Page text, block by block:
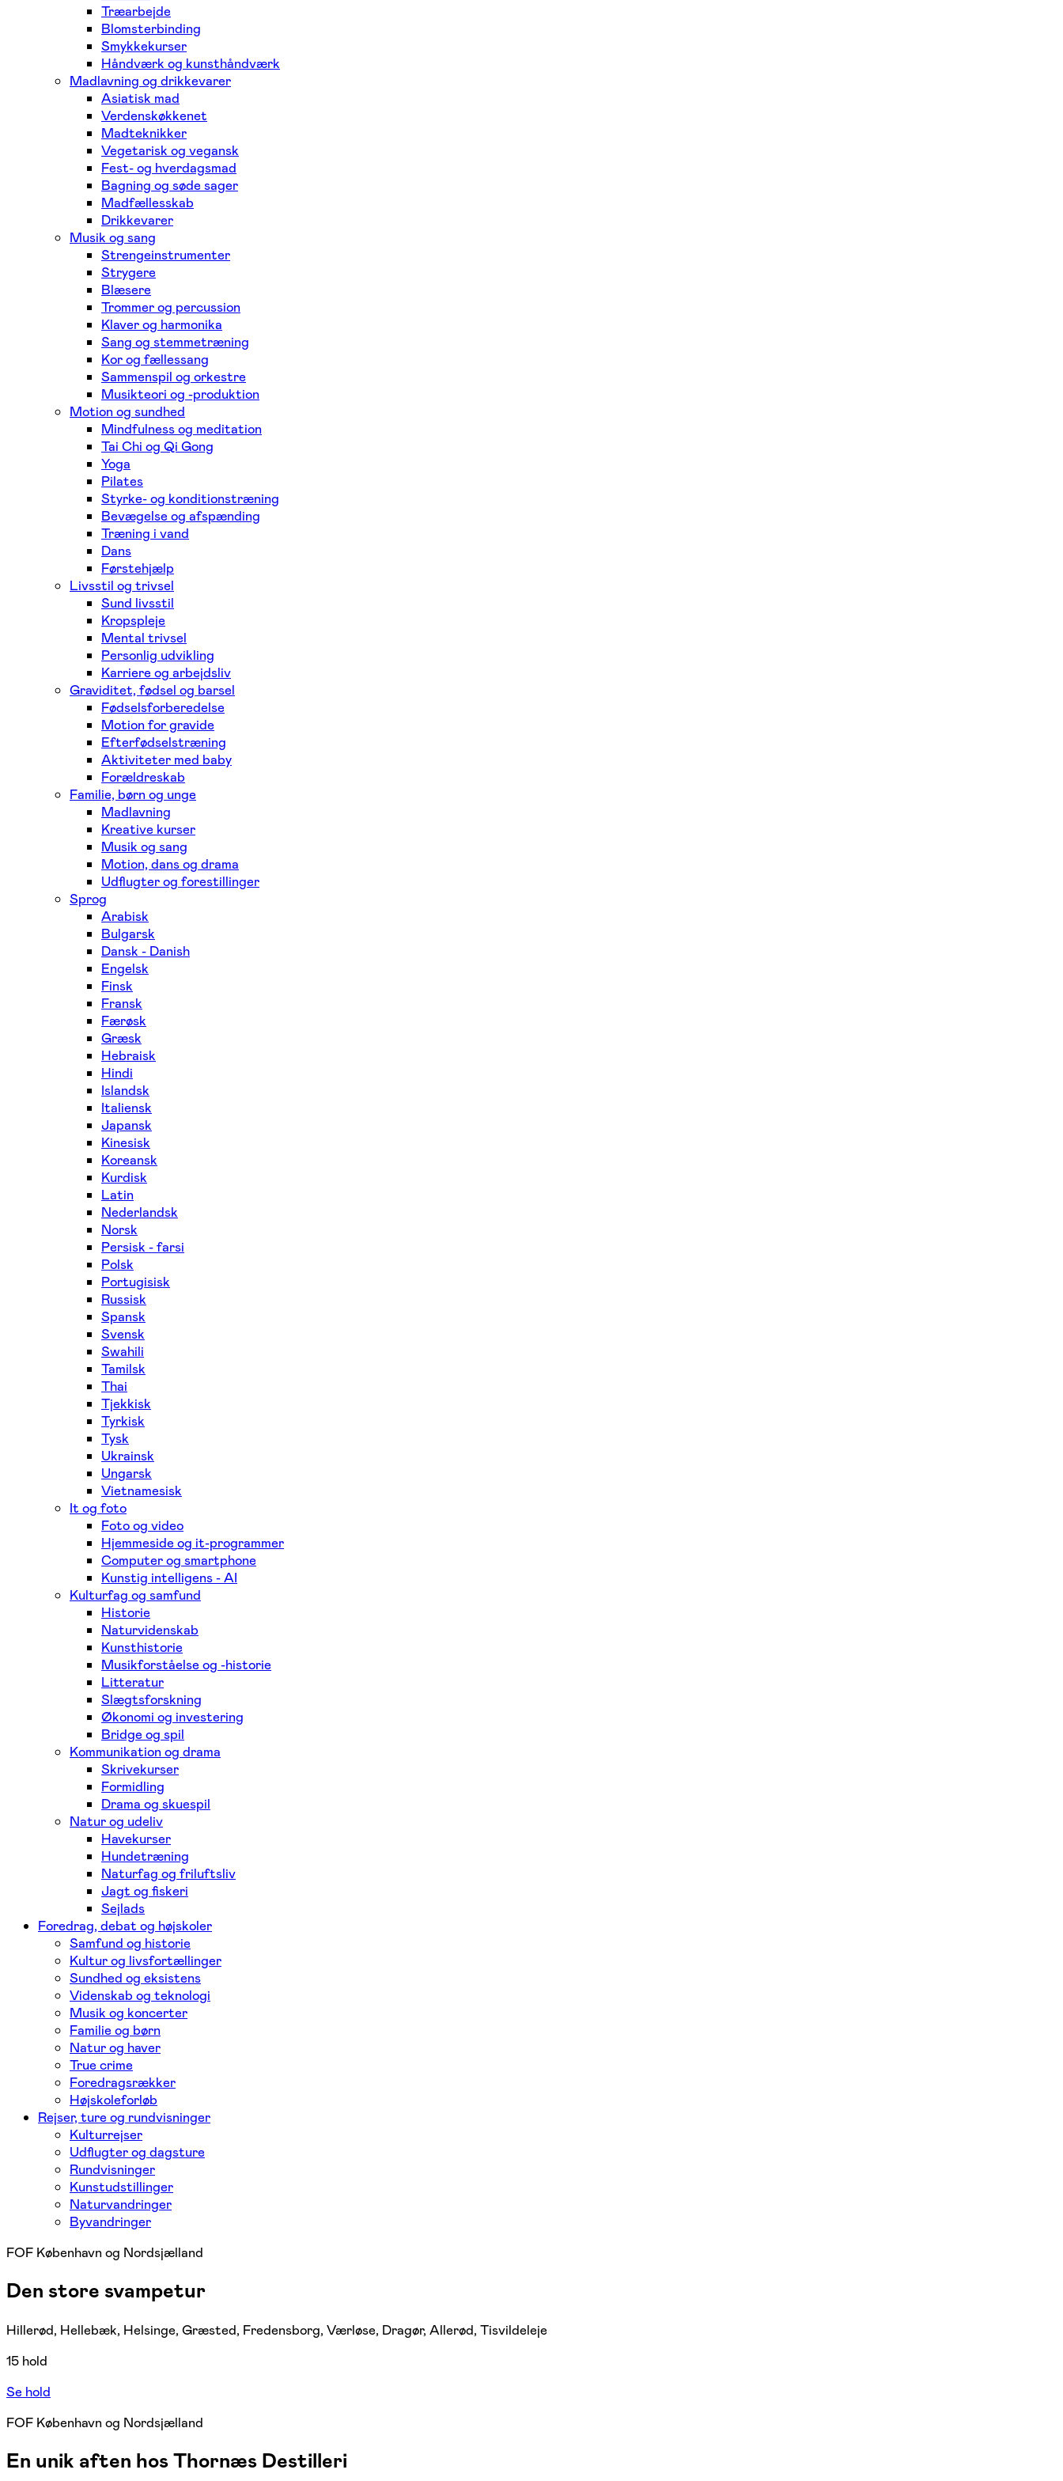
Træarbejde
Blomsterbinding
Smykkekurser
Håndværk og kunsthåndværk
Madlavning og drikkevarer
Asiatisk mad
Verdenskøkkenet
Madteknikker
Vegetarisk og vegansk
Fest- og hverdagsmad
Bagning og søde sager
Madfællesskab
Drikkevarer
Musik og sang
Strengeinstrumenter
Strygere
Blæsere
Trommer og percussion
Klaver og harmonika
Sang og stemmetræning
Kor og fællessang
Sammenspil og orkestre
Musikteori og -produktion
Motion og sundhed
Mindfulness og meditation
Tai Chi og Qi Gong
Yoga
Pilates
Styrke- og konditionstræning
Bevægelse og afspænding
Træning i vand
Dans
Førstehjælp
Livsstil og trivsel
Sund livsstil
Kropspleje
Mental trivsel
Personlig udvikling
Karriere og arbejdsliv
Graviditet, fødsel og barsel
Fødselsforberedelse
Motion for gravide
Efterfødselstræning
Aktiviteter med baby
Forældreskab
Familie, børn og unge
Madlavning
Kreative kurser
Musik og sang
Motion, dans og drama
Udflugter og forestillinger
Sprog
Arabisk
Bulgarsk
Dansk - Danish
Engelsk
Finsk
Fransk
Færøsk
Græsk
Hebraisk
Hindi
Islandsk
Italiensk
Japansk
Kinesisk
Koreansk
Kurdisk
Latin
Nederlandsk
Norsk
Persisk - farsi
Polsk
Portugisisk
Russisk
Spansk
Svensk
Swahili
Tamilsk
Thai
Tjekkisk
Tyrkisk
Tysk
Ukrainsk
Ungarsk
Vietnamesisk
It og foto
Foto og video
Hjemmeside og it-programmer
Computer og smartphone
Kunstig intelligens - AI
Kulturfag og samfund
Historie
Naturvidenskab
Kunsthistorie
Musikforståelse og -historie
Litteratur
Slægtsforskning
Økonomi og investering
Bridge og spil
Kommunikation og drama
Skrivekurser
Formidling
Drama og skuespil
Natur og udeliv
Havekurser
Hundetræning
Naturfag og friluftsliv
Jagt og fiskeri
Sejlads
Foredrag, debat og højskoler
Samfund og historie
Kultur og livsfortællinger
Sundhed og eksistens
Videnskab og teknologi
Musik og koncerter
Familie og børn
Natur og haver
True crime
Foredragsrækker
Højskoleforløb
Rejser, ture og rundvisninger
Kulturrejser
Udflugter og dagsture
Rundvisninger
Kunstudstillinger
Naturvandringer
Byvandringer
FOF København og Nordsjælland
Den store svampetur
Hillerød, Hellebæk, Helsinge, Græsted, Fredensborg, Værløse, Dragør, Allerød, Tisvildeleje
15 hold
Se hold
FOF København og Nordsjælland
En unik aften hos Thornæs Destilleri